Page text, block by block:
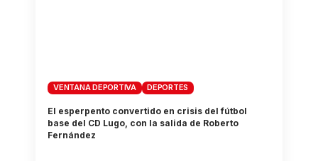
VENTANA DEPORTIVA DEPORTES
El esperpento convertido en crisis del fútbol
base del CD Lugo, con la salida de Roberto
Fernández